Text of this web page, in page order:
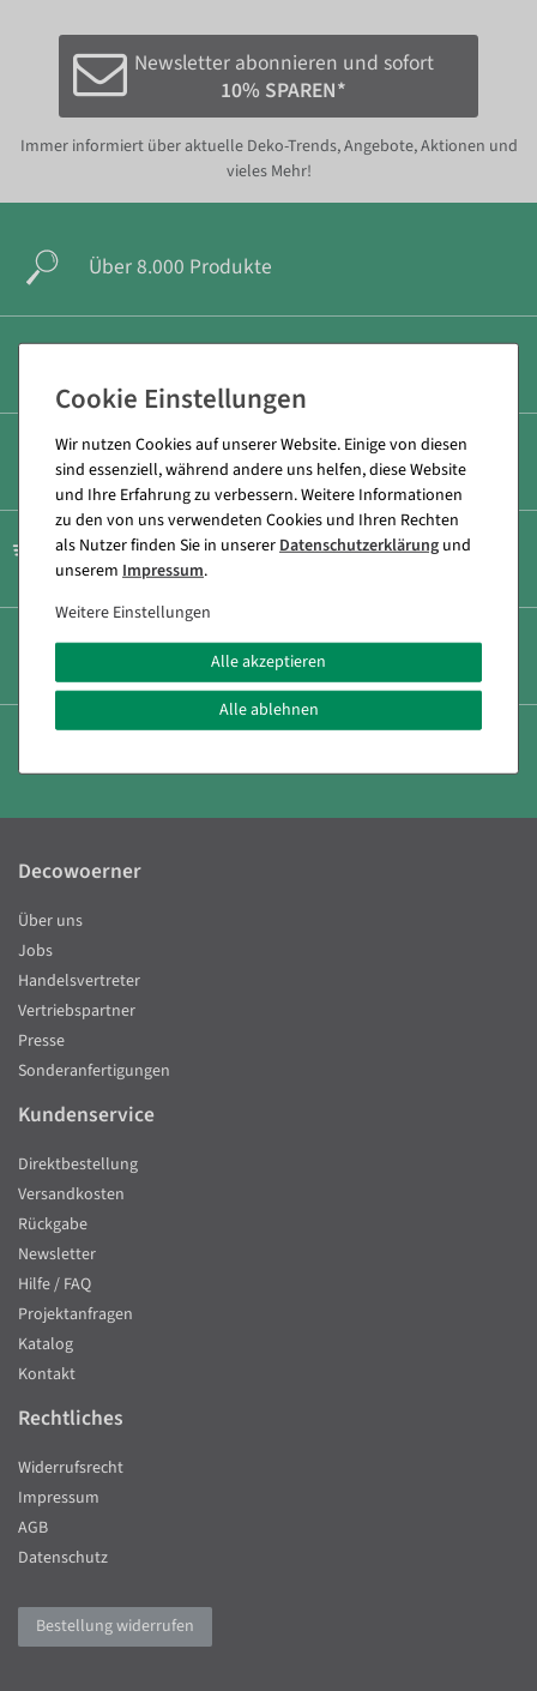
Newsletter abonnieren und sofort
10% SPAREN*
Immer informiert über aktuelle Deko-Trends, Angebote, Aktionen und
vieles Mehr!
Über 8.000 Produkte
geringe Versandkosten
schneller Versand
persönliche Beratung +49 (0) 71 31 40 64 0
Wir nutzen Cookies auf unserer Website. Einige von diesen
sind essenziell, während andere uns helfen, diese Website
und Ihre Erfahrung zu verbessern. Weitere Informationen
zu den von uns verwendeten Cookies und Ihren Rechten
als Nutzer finden Sie in unsererDaten­schutz­erklärung und
unserem Impressum.
Weitere Einstellungen
Alle akzeptieren
Alle ablehnen
Decowoerner
Über uns
Jobs
Handelsvertreter
Vertriebspartner
Presse
Sonderanfertigungen
Kundenservice
Direktbestellung
Versandkosten
Rückgabe
Newsletter
Hilfe / FAQ
Projektanfragen
Katalog
Kontakt
Rechtliches
Widerrufsrecht
Impressum
AGB
Datenschutz
Bestellung widerrufen